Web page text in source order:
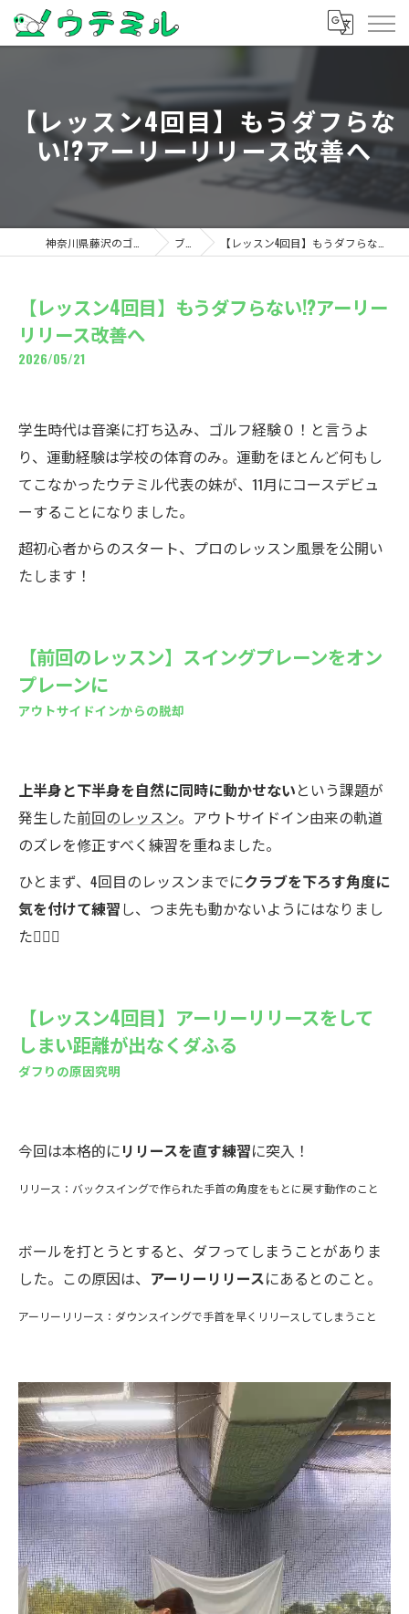
【レッスン4回目】もうダフらな
い!?アーリーリリース改善へ
ブログ 【レッスン4回目】もうダフらない!?アーリーリリース改善へ
【レッスン4回目】もうダフらない!?アーリー
リリース改善へ
2026/05/21
学生時代は音楽に打ち込み、ゴルフ経験０！と言うよ
り、運動経験は学校の体育のみ。運動をほとんど何もし
てこなかったウテミル代表の妹が、11月にコースデビュ
ーすることになりました。
超初心者からのスタート、プロのレッスン風景を公開い
たします！
【前回のレッスン】スイングプレーンをオン
プレーンに
アウトサイドインからの脱却
上半身と下半身を自然に同時に動かせないという課題が
発生した前回のレッスン。アウトサイドイン由来の軌道
のズレを修正すべく練習を重ねました。
ひとまず、4回目のレッスンまでにクラブを下ろす角度に
気を付けて練習し、つま先も動かないようにはなりまし
た🙆🏻‍♀️
【レッスン4回目】アーリーリリースをして
しまい距離が出なくダふる
ダフりの原因究明
今回は本格的にリリースを直す練習に突入！
リリース：バックスイングで作られた手首の角度をもとに戻す動作のこと
ボールを打とうとすると、ダフってしまうことがありま
した。この原因は、 アーリーリリースにあるとのこと。
アーリーリリース：ダウンスイングで手首を早くリリースしてしまうこと